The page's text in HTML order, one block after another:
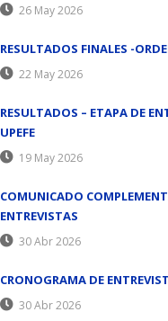
26 May 2026
RESULTADOS FINALES -
22 May 2026
RESULTADOS – ETAPA DE
UPEFE
19 May 2026
COMUNICADO
ENTREVISTAS
30 Abr 2026
CRONOGRAMA DE
30 Abr 2026